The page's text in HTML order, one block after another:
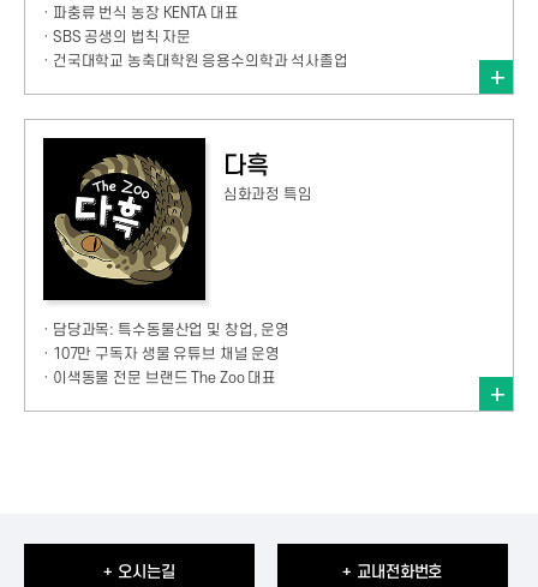
· 파충류 번식 농장 KENTA 대표
· SBS 공생의 법칙 자문
· 건국대학교 농축대학원 응용수의학과 석사졸업
다흑
심화과정 특임
· 담당과목: 특수동물산업 및 창업, 운영
· 107만 구독자 생물 유튜브 채널 운영
· 이색동물 전문 브랜드 The Zoo 대표
+ 오시는길 + 교내전화번호